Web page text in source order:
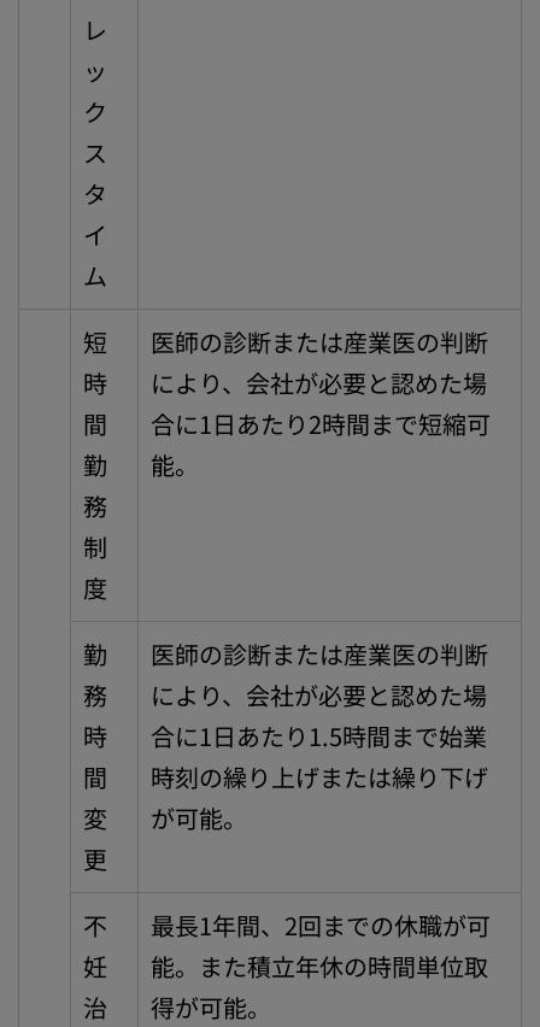
レ
ッ
ク
ス
タ
イ
ム
短
時
間
勤
務
制
度
医師の診断または産業医の判断
により、会社が必要と認めた場
合に1日あたり2時間まで短縮可
能。
勤
務
時
間
変
更
医師の診断または産業医の判断
により、会社が必要と認めた場
合に1日あたり1.5時間まで始業
時刻の繰り上げまたは繰り下げ
が可能。
不
妊
治
最長1年間、2回までの休職が可
能。また積立年休の時間単位取
得が可能。